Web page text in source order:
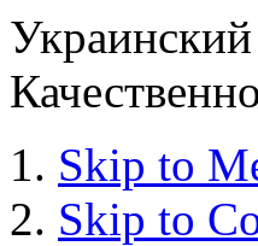
Skip to
Skip to